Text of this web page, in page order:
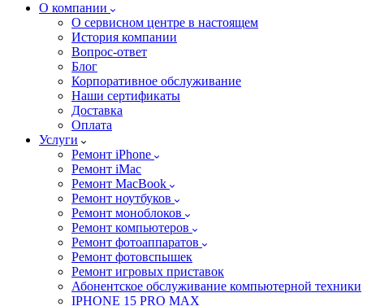
О компании
О сервисном центре в настоящем
История компании
Вопрос-ответ
Блог
Корпоративное обслуживание
Наши сертификаты
Доставка
Оплата
Услуги
Ремонт iPhone
Ремонт iMac
Ремонт MacBook
Ремонт ноутбуков
Ремонт моноблоков
Ремонт компьютеров
Ремонт фотоаппаратов
Ремонт фотовспышек
Ремонт игровых приставок
Абонентское обслуживание компьютерной техники
IPHONE 15 PRO MAX